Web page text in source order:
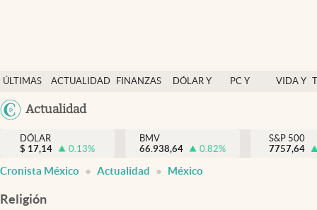
ÚLTIMAS
NOTICIAS
ACTUALIDAD
FINANZAS
DÓLAR Y
PC Y
VIDA Y
México
Actualidad
Actualidad
Finanzas y economía
Dólar y mercados
DÓLAR
$ 17,14 0.13%
BMV
66.938,64
0.82%
S&P 500
7757,64
Cronista México Actualidad México
Religión